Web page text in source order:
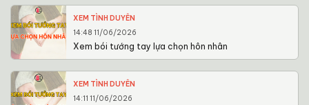
XEM TÌNH DUYÊN
14:48 11/06/2026
Xem bói tướng tay lựa chọn hôn nhân
XEM TÌNH DUYÊN
14:11 11/06/2026